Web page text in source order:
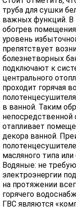
труба для сушки
важных функций. В
обогрев
уровень
препятствует
болезнетворных
подключают к
центрального
проходит горячая
в ванной. Таким
непосредственной
отапливает
декора ванной.
масляного типа
Водяные: не
электроэнергии
на протяжении
горячего
ГВС являются